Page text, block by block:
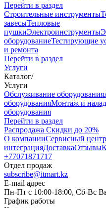
Перейти в раздел
Строительные инструменты
завесыТепловые
пушкиЭлектроинструменты
оборудованиеТестирующие
и ремонта
Перейти в раздел
Услуги
Каталог/
Услуги
Oбслуживание оборудования
оборудованияМонтаж и
оборудования
Перейти в раздел
Распродажа Скидки до 20%
О компанииСервисный центр
интеграцияДоставкаОтзывы
+77071871717
Отдел продаж
subscribe@itmart.kz
E-mail адрес
Пн-Пт с 10:00-18:00, Сб-Вс
График работы